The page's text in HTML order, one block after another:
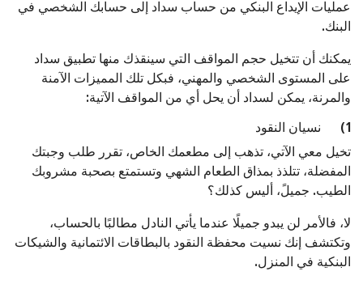
عمليات الإيداع البنكي من حساب سداد إلى حسابك الشخصي في
البنك.
يمكنك أن تتخيل حجم المواقف التي سينقذك منها تطبيق سداد
على المستوى الشخصي والمهني، فبكل تلك المميزات الآمنة
والمرنة، يمكن لسداد أن يحل أي من المواقف الآتية:
1) نسيان النقود
تخيل معي الآتي، تذهب إلى مطعمك الخاص، تقرر طلب وجبتك
المفضلة، تتلذذ بمذاق الطعام الشهي وتستمتع بصحبة مشروبك
الطيب. جميلً، أليس كذلك؟
لا، فالأمر لن يبدو جميلًا عندما يأتي النادل مطالبًا بالحساب،
وتكتشف إنك نسيت محفظة النقود بالبطاقات الائتمانية والشيكات
البنكية في المنزل.